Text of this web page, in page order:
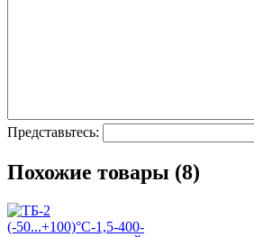
Представьтесь:
Похожие товары (8)